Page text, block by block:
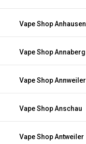
Vape Shop Anhausen
Vape Shop Annaberg
Vape Shop Annweiler
Vape Shop Anschau
Vape Shop Antweiler